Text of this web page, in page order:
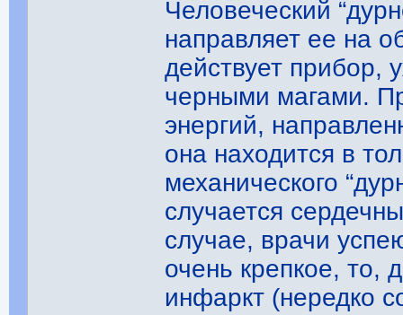
Человеческий
направляет ее на
действует прибор,
черными магами.
энергий,
она находится в
механического
случается
случае, врачи
очень крепкое, то,
инфаркт (нередко